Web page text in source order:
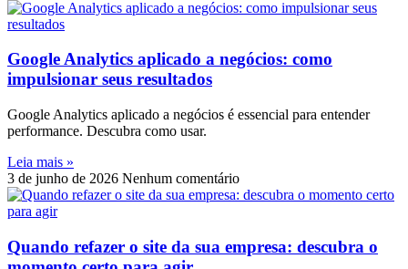
Google Analytics aplicado a negócios: como
impulsionar seus resultados
Google Analytics aplicado a negócios é essencial para entender
performance. Descubra como usar.
Leia mais »
3 de junho de 2026 Nenhum comentário
Quando refazer o site da sua empresa: descubra o